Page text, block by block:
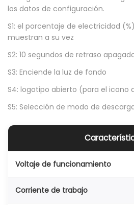
V
r
e
c
a
n
a
los datos de configuración.
S1: el porcentaje de electricidad
muestran a su vez
S2: 10 segundos de retraso
S3: Enciende la luz de fondo
S4: logotipo abierto (para el icono
S5: Selección de modo de
Voltaje de funcionamiento
Corriente de trabajo